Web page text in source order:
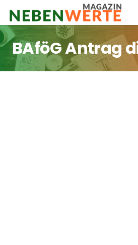
BAföG Antrag